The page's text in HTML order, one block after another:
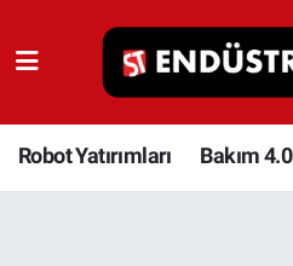
Robot Yatırımları Bakım 4.0
Robot Yatırımları
Bakım 4.0